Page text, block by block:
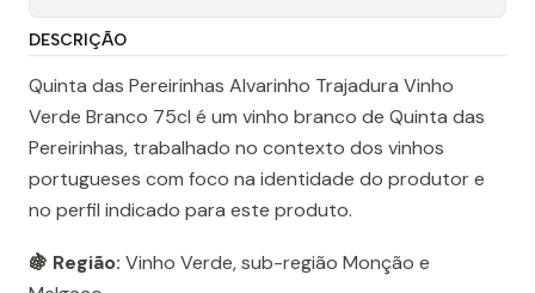
DESCRIÇÃO
Quinta das Pereirinhas Alvarinho Trajadura Vinho
Verde Branco 75cl é um vinho branco de Quinta das
Pereirinhas, trabalhado no contexto dos vinhos
portugueses com foco na identidade do produtor e
no perfil indicado para este produto.
🍇 Região: Vinho Verde, sub-região Monção e